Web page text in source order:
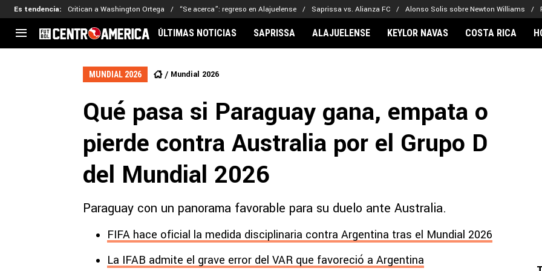
Es tendencia: Critican a Washington Ortega “Se acerca”: regreso en Alajuelense Saprissa vs. Alianza FC Alonso Solis sobre Newton Williams
CENTROAMÉRICA
CONCACAF
Liga de Naciones
Eliminatorias
Copa de Campeones
MLS
Kervin Arriaga
Adalberto Carrasquilla
Nathaniel Méndez-Laing
Alajuelense
Herediano
Comunicaciones
Real Estelí
Noticias
Real Madrid
ÚLTIMAS NOTICIAS SAPRISSA ALAJUELENSE KEYLOR NAVAS COSTA RICA
MUNDIAL 2026 Mundial 2026
Qué pasa si Paraguay gana, empata o
pierde contra Australia por el Grupo D
del Mundial 2026
Paraguay con un panorama favorable para su duelo ante Australia.
FIFA hace oficial la medida disciplinaria contra Argentina tras el Mundial 2026
La IFAB admite el grave error del VAR que favoreció a Argentina